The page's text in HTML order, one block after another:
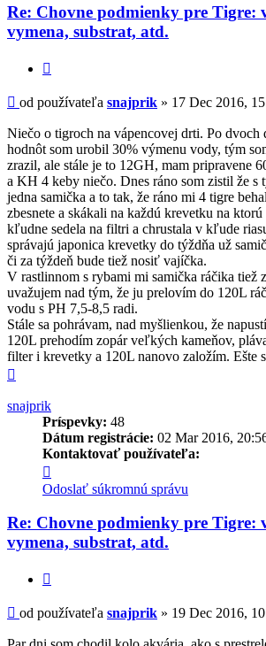
-
snajprik
Re: Chovne podmienky pre Tigre:
vymena, substrat, atd.
Príspevok
od používateľa snajprik » 17 Dec 2016,
Niečo o tigroch na vápencovej drti. Po dvoch
hodnôt som urobil 30% výmenu vody, tým
zrazil, ale stále je to 12GH, mam pripravene
a KH 4 keby niečo. Dnes ráno som zistil že s
jedna samička a to tak, že ráno mi 4 tigre
zbesnete a skákali na každú krevetku na
kľudne sedela na filtri a chrustala v kľude
správajú japonica krevetky do týždňa už
či za týždeň bude tiež nosiť vajíčka.
V rastlinnom s rybami mi samička ráčika tiež
uvažujem nad tým, že ju prelovím do 120L
vodu s PH 7,5-8,5 radi.
Stále sa pohrávam, nad myšlienkou, že
120L prehodím zopár veľkých kameňov,
filter i krevetky a 120L nanovo založím. Ešte
snajprik
Príspevky: 48
Dátum registrácie: 02 Mar 2016,
Kontaktovať používateľa:
informácie
používateľa
-
snajprik
Odoslať súkromnú správu
Re: Chovne podmienky pre Tigre:
vymena, substrat, atd.
Príspevok
od používateľa snajprik » 19 Dec 2016,